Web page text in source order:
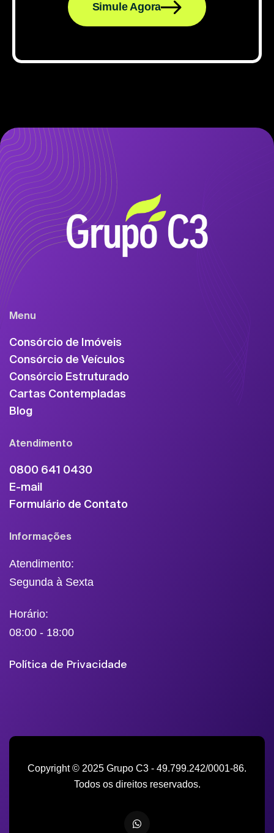
Simule Agora
Menu
Consórcio de Imóveis
Consórcio de Veículos
Consórcio Estruturado
Cartas Contempladas
Blog
Atendimento
0800 641 0430
E-mail
Formulário de Contato
Informações
Atendimento:
Segunda à Sexta
Horário:
08:00 - 18:00
Política de Privacidade
Copyright © 2025 Grupo C3 - 49.799.242/0001-86.
Todos os direitos reservados.